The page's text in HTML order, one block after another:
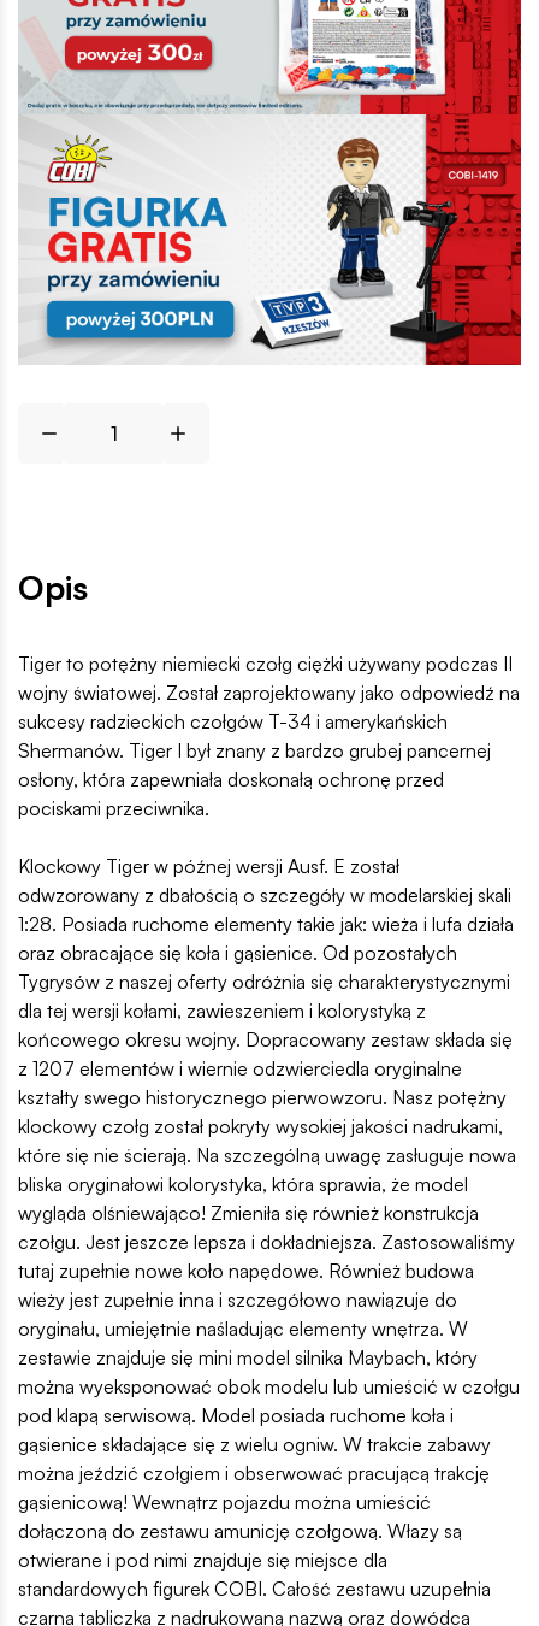
Opis
Tiger to potężny niemiecki czołg ciężki używany podczas II
wojny światowej. Został zaprojektowany jako odpowiedź na
sukcesy radzieckich czołgów T-34 i amerykańskich
Shermanów. Tiger I był znany z bardzo grubej pancernej
osłony, która zapewniała doskonałą ochronę przed
pociskami przeciwnika.
Klockowy Tiger w późnej wersji Ausf. E został
odwzorowany z dbałością o szczegóły w modelarskiej skali
1:28. Posiada ruchome elementy takie jak: wieża i lufa działa
oraz obracające się koła i gąsienice. Od pozostałych
Tygrysów z naszej oferty odróżnia się charakterystycznymi
dla tej wersji kołami, zawieszeniem i kolorystyką z
końcowego okresu wojny. Dopracowany zestaw składa się
z 1207 elementów i wiernie odzwierciedla oryginalne
kształty swego historycznego pierwowzoru. Nasz potężny
klockowy czołg został pokryty wysokiej jakości nadrukami,
które się nie ścierają. Na szczególną uwagę zasługuje nowa
bliska oryginałowi kolorystyka, która sprawia, że model
wygląda olśniewająco! Zmieniła się również konstrukcja
czołgu. Jest jeszcze lepsza i dokładniejsza. Zastosowaliśmy
tutaj zupełnie nowe koło napędowe. Również budowa
wieży jest zupełnie inna i szczegółowo nawiązuje do
oryginału, umiejętnie naśladując elementy wnętrza. W
zestawie znajduje się mini model silnika Maybach, który
można wyeksponować obok modelu lub umieścić w czołgu
pod klapą serwisową. Model posiada ruchome koła i
gąsienice składające się z wielu ogniw. W trakcie zabawy
można jeździć czołgiem i obserwować pracującą trakcję
gąsienicową! Wewnątrz pojazdu można umieścić
dołączoną do zestawu amunicję czołgową. Włazy są
otwierane i pod nimi znajduje się miejsce dla
standardowych figurek COBI. Całość zestawu uzupełnia
czarna tabliczka z nadrukowaną nazwą oraz dowódca